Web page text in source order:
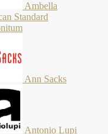
Ambella
Standard
Ann Sacks
Antonio Lupi